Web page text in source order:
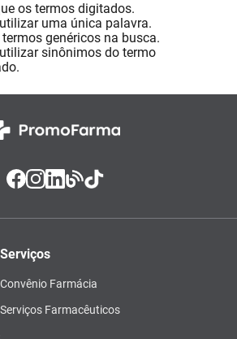
os termos digitados.
uma única palavra.
genéricos na busca.
sinônimos do termo
Serviços
Convênio Farmácia
Serviços Farmacêuticos